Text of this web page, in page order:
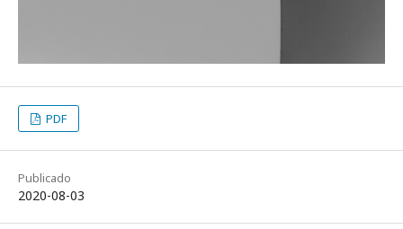
PDF
Publicado
2020-08-03